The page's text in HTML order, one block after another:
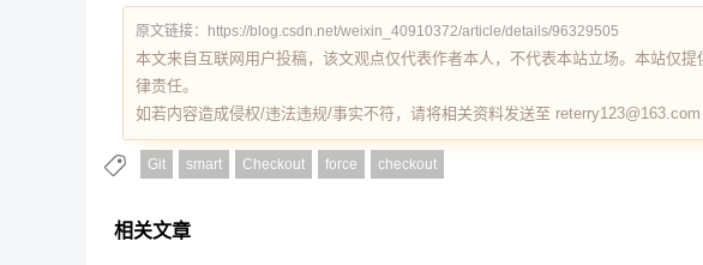
原文链接：https://blog.csdn.net/weixin_40910372/article/details/96329505
本文来自互联网用户投稿，该文观点仅代表作者本人，不代表本站立场。本站仅
律责任。
如若内容造成侵权/违法违规/事实不符，请将相关资料发送至
Git smart Checkout force checkout
相关文章